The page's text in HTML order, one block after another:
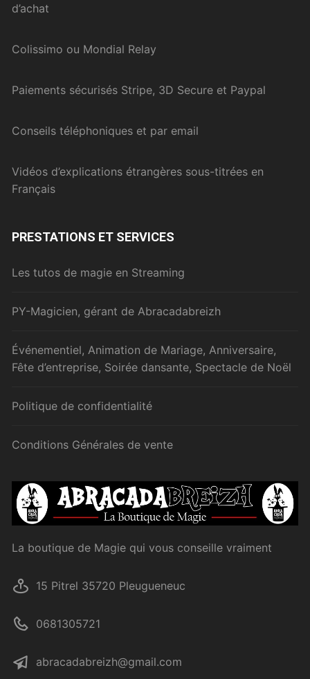
d’achat
Colissimo ou Mondial Relay
Paiements sécurisés Stripe, 3D Secure et Paypal
Conseils téléphoniques et par email
Vidéos d’explications étrangères sous-titrées en
Français
PRESTATIONS ET SERVICES
Les tutos de magie en Streaming
PY-Magicien, gérant de Abracadabreizh
Événementiel, Animation de Mariage, Anniversaire,
Fête d’entreprise, Soirée dansante, Spectacle de Noël
Politique de confidentialité
Conditions Générales de vente
La boutique de Magie qui vous conseille vraiment
15 Pitrel 35720 Pleugueneuc
0681305721
abracadabreizh@gmail.com